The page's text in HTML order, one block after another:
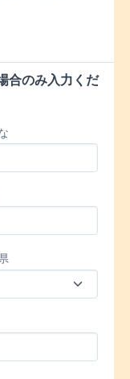
合のみ入力くだ